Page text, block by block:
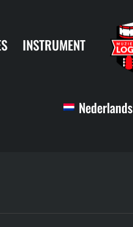
INSTRUMENT
Nederlands